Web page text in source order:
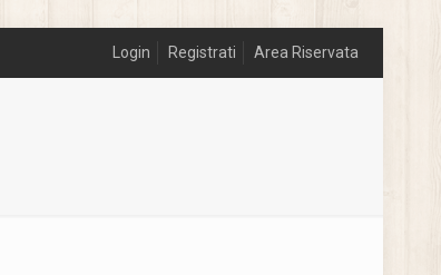
Login Registrati Area Riservata